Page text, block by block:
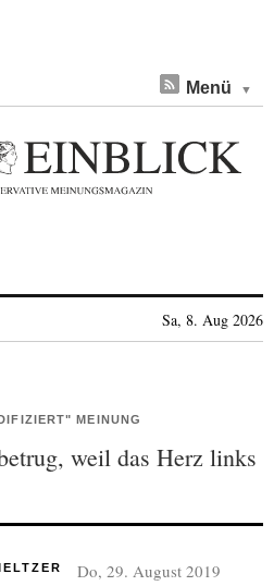
Menü
Sa, 8. Aug 2026
MEINUNG
weil das Herz links
Do, 29. August 2019